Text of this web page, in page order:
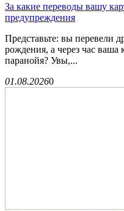
За какие переводы вашу
предупреждения
Представьте: вы перевели
рождения, а через час ваша
паранойя? Увы,...
01.08.20260